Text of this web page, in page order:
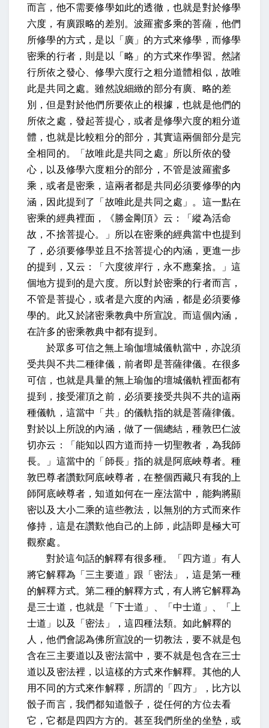
而言，他不需要修學如此的透徹，也就是對於修學
六度，有廣跟略的差別。波羅蜜多乘的菩薩，他們
所修學的方式，是以「廣」的方式來修學，而修學
密乘的行者，則是以「略」的方式來作學習。然諸
行所依之發心、修學六度行之粗分道體相似，故唯
此是共同之處。雖然說細緻的部分有廣、略的差
別，但是對於他們所要依止的根據，也就是他們的
所依之處，發起菩提心，或者是修學六度的粗分道
體，也就是比較粗分的部分，其實這兩個部分是完
全相同的。「故唯此是共同之處」所以所依的發
心，以及修學六度粗分的部分，不管是波羅蜜多
乘，或者是密乘，這兩者都是共同必須要修學的內
涵，因此提到了「故唯此是共同之處」。這一點在
密乘的經典裡面，
《勝金剛頂》云：「縱為活命
故，不捨菩提心。」
所以在密乘的經典當中也提到
了，必須要修學並且不捨菩提心的內涵，更進一步
的提到， 又云：「六度彼岸行，永不應棄捨。」這
個地方提到的是六度。所以對於密乘的行者而言，
不管是菩提心，或者是六度的內涵，都是必須要修
學的。 此又於諸密乘教典中所宣說。而這個內涵，
在許多的密乘教典中都有提到。
於眾多可信之無上瑜伽壇城儀軌當中，亦說須
受共與不共二種律儀，前者即是菩薩律儀。 在很多
可信，也就是具量的無上瑜伽的壇城儀軌裡面都有
提到，接受灌頂之前，必須要接受共與不共的這兩
種儀軌，這當中「共」的儀軌指的就是菩薩律儀。
對於以上所說的內涵，做了一個總結，種敦巴仁波
切亦云：「能知以四方道而持一切聖教者，為我師
長。」 這當中的「師長」指的就是阿底峽尊者。種
敦巴尊者讚歎阿底峽尊者，在整個西藏只有我的上
師阿底峽尊者，知道如何在一座法當中，能夠將顯
密以及大小二乘的這些教法，以無別的方式而來作
修持，這是在讚歎他自己的上師， 此語即是極大可
觀察處。
對於這句話的解釋有很多種。「四方道」有人
將它解釋為「三主要道」跟「密法」，這是第一種
的解釋方式。第二種的解釋方式，有人將它解釋為
是三士道，也就是「下士道」、「中士道」、「上
士道」以及「密法」，這四種法類。如此解釋的
人，他們會認為佛所宣說的一切教法，要不就是包
含在三主要道以及密法當中，要不就是包含在三士
道以及密法裡，以這樣的方式來作解釋。其他的人
用不同的方式來作解釋，所謂的「四方」，比方以
骰子而言，我們都知道骰子，從任何的方位去看
它，它都是四四方方的。甚至我們所坐的坐墊，或